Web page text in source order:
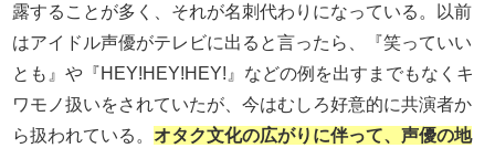
露することが多く、それが名刺代わりになっている。以前
はアイドル声優がテレビに出ると言ったら、『笑っていい
とも』や『HEY!HEY!HEY!』などの例を出すまでもなくキ
ワモノ扱いをされていたが、今はむしろ好意的に共演者か
ら扱われている。 オタク文化の広がりに伴って、声優の地